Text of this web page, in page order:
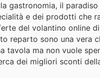
gastronomia, il
e dei prodotti che
del volantino online
reparto sono una vera
tavola ma non vuole
dei migliori sconti